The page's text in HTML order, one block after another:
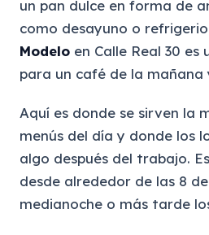
un pan dulce en forma de
como desayuno o
Modelo en Calle Real 30 es
para un café de la
Aquí es donde se sirven la
menús del día y donde los
algo después del trabajo.
desde alrededor de las 8
medianoche o más tarde